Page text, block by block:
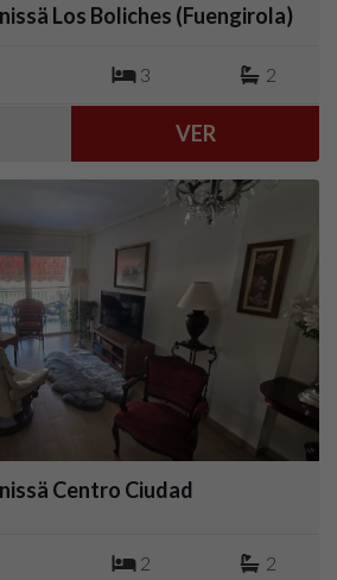
Los Boliches (Fuengirola)
3 2
VER
Centro Ciudad
2 2